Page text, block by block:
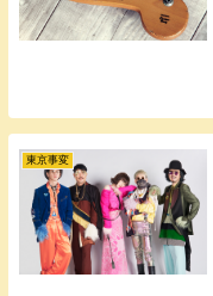
東京事変